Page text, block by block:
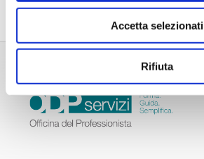
Accetta selezionati
Rifiuta